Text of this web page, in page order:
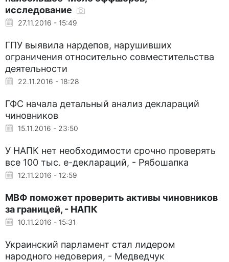
исследование
27.11.2016 - 15:49
ГПУ выявила нардепов, нарушивших
ограничения относительно совместительства
деятельности
22.11.2016 - 18:28
ГФС начала детальный анализ деклараций
чиновников
15.11.2016 - 23:50
У НАПК нет необходимости срочно проверять
все 100 тыс. е-деклараций, - Рябошапка
12.11.2016 - 12:59
МВФ поможет проверить активы чиновников
за границей, - НАПК
10.11.2016 - 15:31
Украинский парламент стал лидером
народного недоверия, - Медведчук